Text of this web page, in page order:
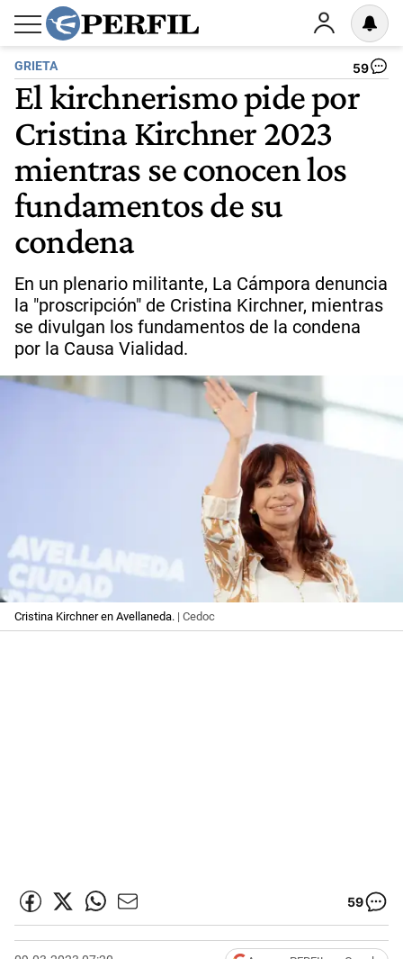
GRIETA 59
El kirchnerismo pide por
Cristina Kirchner 2023
mientras se conocen los
fundamentos de su
condena
En un plenario militante, La Cámpora denuncia
la "proscripción" de Cristina Kirchner, mientras
se divulgan los fundamentos de la condena
por la Causa Vialidad.
Cristina Kirchner en Avellaneda. | Cedoc
59